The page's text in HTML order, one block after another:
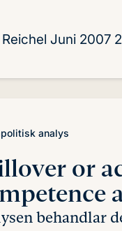
Juni 2007
analys
or
behandlar